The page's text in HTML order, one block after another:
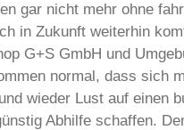
gar nicht mehr ohne
in Zukunft weiterhin
G+S GmbH und
normal, dass sich
wieder Lust auf einen
Abhilfe schaffen.